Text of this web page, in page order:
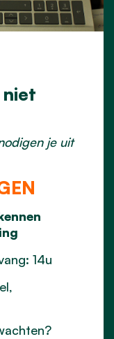
je uit
14u